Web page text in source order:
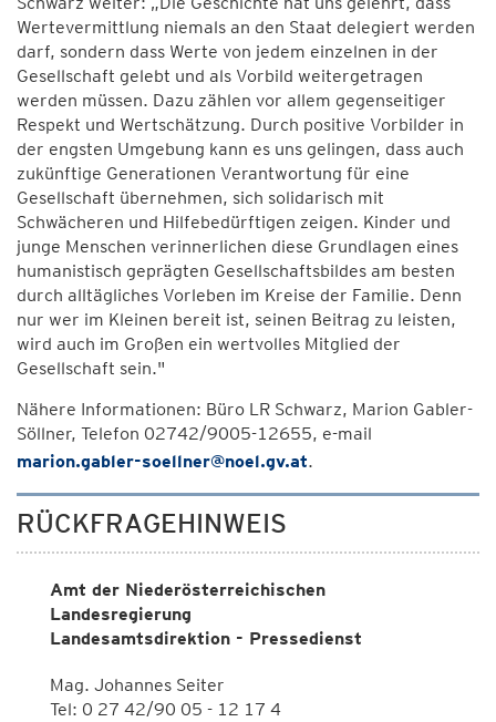
Wertevermittlung niemals an den Staat delegiert werden
darf, sondern dass Werte von jedem einzelnen in der
Gesellschaft gelebt und als Vorbild weitergetragen
werden müssen. Dazu zählen vor allem gegenseitiger
Respekt und Wertschätzung. Durch positive Vorbilder in
der engsten Umgebung kann es uns gelingen, dass auch
zukünftige Generationen Verantwortung für eine
Gesellschaft übernehmen, sich solidarisch mit
Schwächeren und Hilfebedürftigen zeigen. Kinder und
junge Menschen verinnerlichen diese Grundlagen eines
humanistisch geprägten Gesellschaftsbildes am besten
durch alltägliches Vorleben im Kreise der Familie. Denn
nur wer im Kleinen bereit ist, seinen Beitrag zu leisten,
wird auch im Großen ein wertvolles Mitglied der
Gesellschaft sein."
Nähere Informationen: Büro LR Schwarz, Marion Gabler-
Söllner, Telefon 02742/9005-12655, e-mail
marion.gabler-soellner@noel.gv.at.
RÜCKFRAGEHINWEIS
Amt der Niederösterreichischen
Landesregierung
Landesamtsdirektion - Pressedienst
Mag. Johannes Seiter
Tel: 0 27 42/90 05 - 12 17 4